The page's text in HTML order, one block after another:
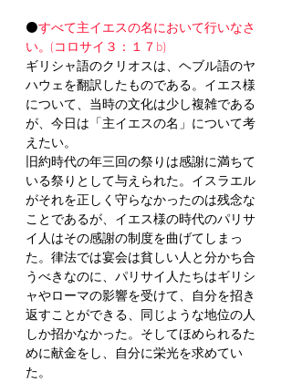
⚫️すべて主イエスの名において行いなさ
い。(コロサイ３：１７b)
ギリシャ語のクリオスは、ヘブル語のヤ
ハウェを翻訳したものである。イエス様
について、当時の文化は少し複雑である
が、今日は「主イエスの名」について考
えたい。
旧約時代の年三回の祭りは感謝に満ちて
いる祭りとして与えられた。イスラエル
がそれを正しく守らなかったのは残念な
ことであるが、イエス様の時代のパリサ
イ人はその感謝の制度を曲げてしまっ
た。律法では宴会は貧しい人と分かち合
うべきなのに、パリサイ人たちはギリシ
ャやローマの影響を受けて、自分を招き
返すことができる、同じような地位の人
しか招かなかった。そしてほめられるた
めに献金をし、自分に栄光を求めてい
た。